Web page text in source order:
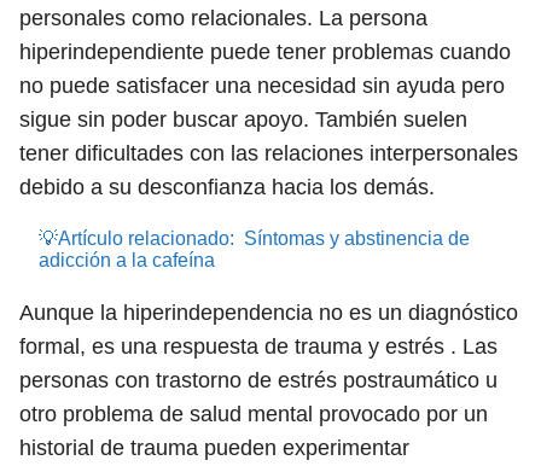
personales como relacionales. La persona
hiperindependiente puede tener problemas cuando
no puede satisfacer una necesidad sin ayuda pero
sigue sin poder buscar apoyo. También suelen
tener dificultades con las relaciones interpersonales
debido a su desconfianza hacia los demás.
💡Artículo relacionado: Síntomas y abstinencia de
adicción a la cafeína
Aunque la hiperindependencia no es un diagnóstico
formal, es una respuesta de trauma y estrés . Las
personas con trastorno de estrés postraumático u
otro problema de salud mental provocado por un
historial de trauma pueden experimentar